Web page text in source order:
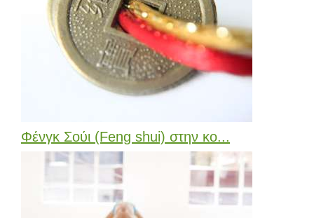
Φένγκ Σούι (Feng shui) στην κο...